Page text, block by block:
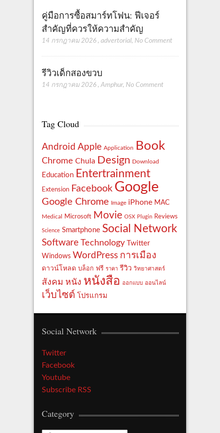
คู่มือการซื้อสมาร์ทโฟน: ฟีเจอร์
สำคัญที่ควรให้ความสำคัญ
14 กรกฎาคม 2026 , advertorial, No Comment
รีวิวเด็กสองขวบ
14 กรกฎาคม 2026 , Amphur, No Comment
Tag Cloud
Android Apple Application Book
Chrome Chula Design Download
Education Entertrainment
Extension Facebook Google
Google Chrome Image iPhone MAC
Medical Microsoft Movie OSX Plugin Reviews
Science Smartphone Social Network
Software Technology
Twitter
Windows WordPress การเมือง
ดาวน์โหลด บล็อก ฟรี ราคา รีวิว วิทยาศาสตร์
สังคม หนัง หนังสือ ออกแบบ ออนไลน์
เว็บไซต์ โปรแกรม
Social Network
Twitter
Facebook
Youtube
Subscribe RSS
Category